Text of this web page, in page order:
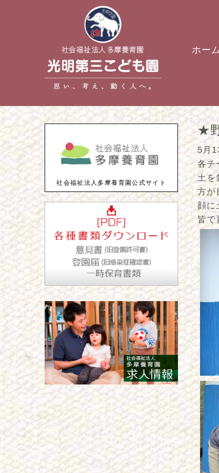
ホー
★
5月
各チ
土を
方が
顔に
皆で
社会福祉法人多摩養育園公式サイト